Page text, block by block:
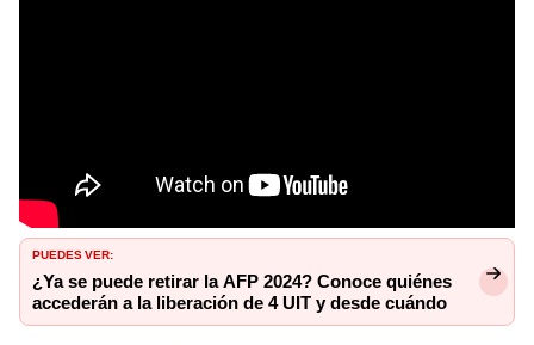
PUEDES VER:
¿Ya se puede retirar la AFP 2024? Conoce quiénes
accederán a la liberación de 4 UIT y desde cuándo